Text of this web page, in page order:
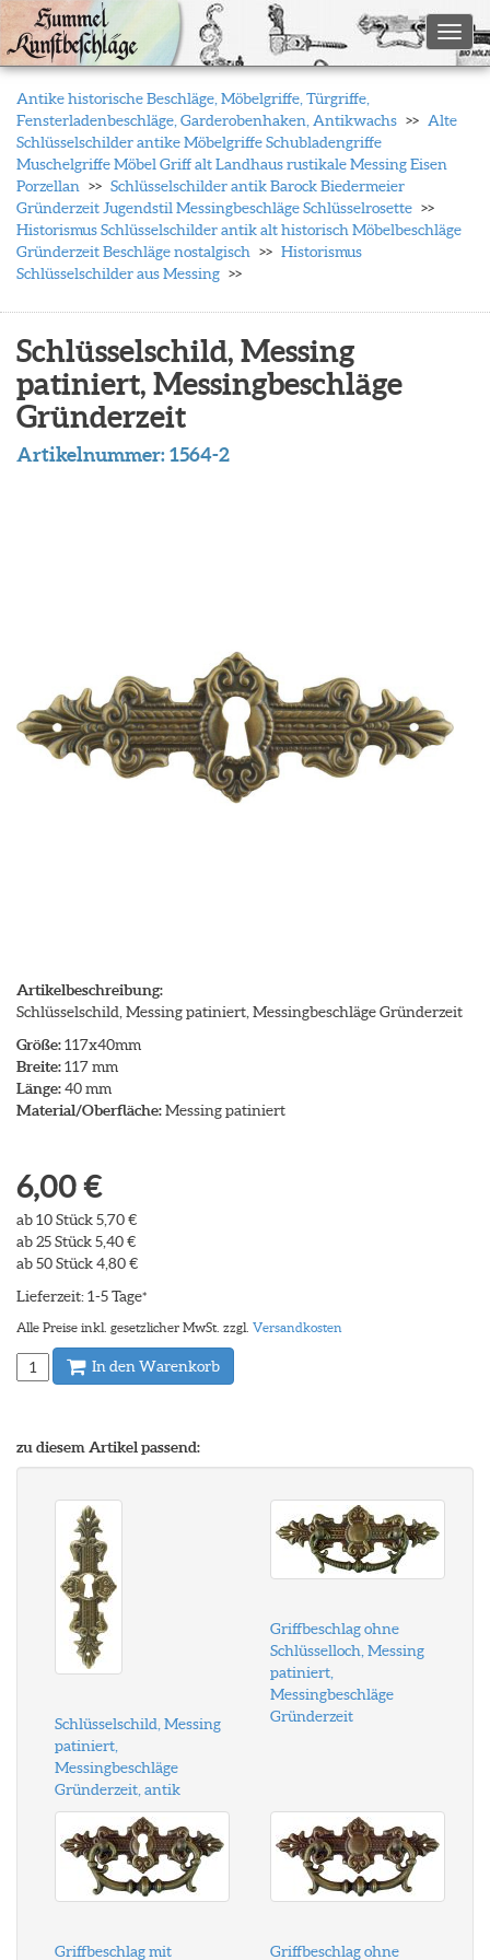
Antike historische Beschläge, Möbelgriffe, Türgriffe,
Fensterladenbeschläge, Garderobenhaken, Antikwachs
Alte
Schlüsselschilder antike Möbelgriffe Schubladengriffe
Muschelgriffe Möbel Griff alt Landhaus rustikale Messing Eisen
Porzellan
Schlüsselschilder antik Barock Biedermeier
Gründerzeit Jugendstil Messingbeschläge Schlüsselrosette
Historismus Schlüsselschilder antik alt historisch Möbelbeschläge
Gründerzeit Beschläge nostalgisch
Historismus
Schlüsselschilder aus Messing
Schlüsselschild, Messing
patiniert, Messingbeschläge
Gründerzeit
Artikelnummer:1564-2
Artikelbeschreibung:
Schlüsselschild, Messing patiniert, Messingbeschläge Gründerzeit
Größe:117x40mm
Breite:117 mm
Länge:40 mm
Material/Oberfläche:Messing patiniert
6,00 €
ab 10 Stück 5,70 €
ab 25 Stück 5,40 €
ab 50 Stück 4,80 €
Lieferzeit: 1-5 Tage*
Alle Preise inkl. gesetzlicher MwSt. zzgl. Versandkosten
In den Warenkorb
zu diesem Artikel passend:
Schlüsselschild, Messing
patiniert,
Messingbeschläge
Gründerzeit, antik
Griffbeschlag ohne
Schlüsselloch, Messing
patiniert,
Messingbeschläge
Gründerzeit
Griffbeschlag mit Griffbeschlag ohne